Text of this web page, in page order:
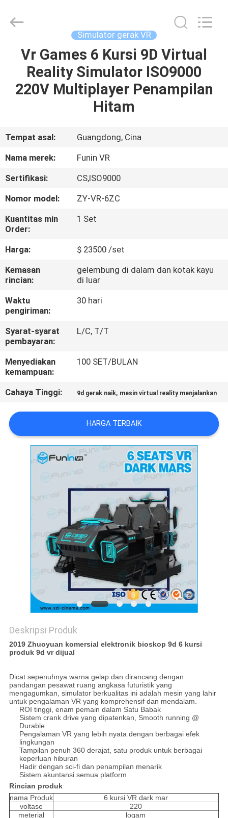
RUMAH
PRODUK
VR
KAMI
TUR
PABRIK
KONTROL
KUALITAS
HUBUNGI
KAMI
BERITA
KASUS
SITEMAP
PRIVACY
POLICY
Co.,Ltd.
Simulator gerak VR
Vr Games 6 Kursi 9D Virtual
Reality Simulator ISO9000
220V Multiplayer Penampilan
Hitam
Tempat asal:
Guangdong, Cina
Nama merek:
Funin VR
Sertifikasi:
CS,ISO9000
Nomor model:
ZY-VR-6ZC
Kuantitas min
Order:
1 Set
Harga:
$ 23500 /set
Kemasan
rincian:
gelembung di dalam dan kotak kayu
di luar
Waktu
pengiriman:
30 hari
Syarat-syarat
pembayaran:
L/C, T/T
Menyediakan
kemampuan:
100 SET/BULAN
Cahaya Tinggi: 9d gerak naik, mesin virtual reality menjalankan
HARGA TERBAIK
Deskripsi Produk
2019 Zhuoyuan komersial elektronik bioskop 9d 6 kursi
produk 9d vr dijual
Dicat sepenuhnya warna gelap dan dirancang dengan
pandangan pesawat ruang angkasa futuristik yang
mengagumkan, simulator berkualitas ini adalah mesin yang lahir
untuk pengalaman VR yang komprehensif dan mendalam.
ROI tinggi, enam pemain dalam Satu Babak
Sistem crank drive yang dipatenkan, Smooth running @
Durable
Pengalaman VR yang lebih nyata dengan berbagai efek
lingkungan
Tampilan penuh 360 derajat, satu produk untuk berbagai
keperluan hiburan
Hadir dengan sci-fi dan penampilan menarik
Sistem akuntansi semua platform
Rincian produk
nama Produk
6 kursi VR dark mar
voltase
220
meterial
logam